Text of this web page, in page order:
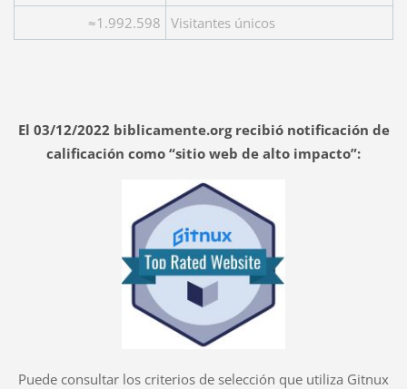
≈1.992.598 Visitantes únicos
El 03/12/2022 biblicamente.org recibió notificación de
calificación como “sitio web de alto impacto”:
Puede consultar los criterios de selección que utiliza Gitnux